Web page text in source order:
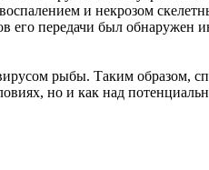
и некрозом
его передачи был
рыбы. Таким образом,
но и как над